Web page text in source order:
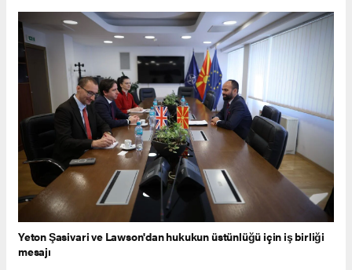
Yeton Şasivari ve Lawson'dan hukukun üstünlüğü için iş birliği
mesajı